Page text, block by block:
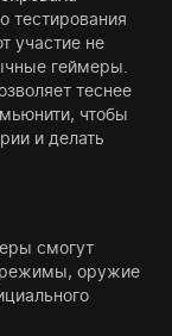
тестирования
участие не
геймеры.
теснее
чтобы
и делать
смогут
режимы, оружие